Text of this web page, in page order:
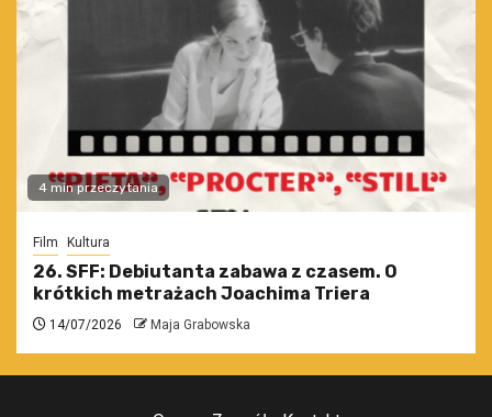
4 min przeczytania
Film Kultura
26. SFF: Debiutanta zabawa z czasem. O
krótkich metrażach Joachima Triera
14/07/2026 Maja Grabowska